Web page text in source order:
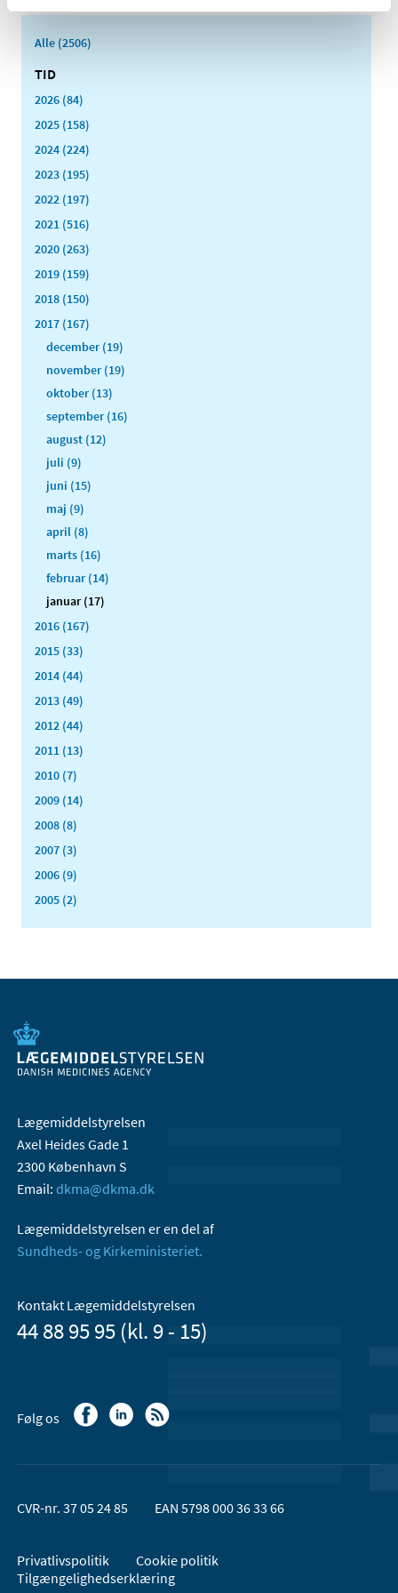
Alle (2506)
TID
2026 (84)
2025 (158)
2024 (224)
2023 (195)
2022 (197)
2021 (516)
2020 (263)
2019 (159)
2018 (150)
2017 (167)
december (19)
november (19)
oktober (13)
september (16)
august (12)
juli (9)
juni (15)
maj (9)
april (8)
marts (16)
februar (14)
januar (17)
2016 (167)
2015 (33)
2014 (44)
2013 (49)
2012 (44)
2011 (13)
2010 (7)
2009 (14)
2008 (8)
2007 (3)
2006 (9)
2005 (2)
Lægemiddelstyrelsen
Axel Heides Gade 1
2300 København S
Email: dkma@dkma.dk
Lægemiddelstyrelsen er en del af
Sundheds- og Kirkeministeriet.
Kontakt Lægemiddelstyrelsen
44 88 95 95 (kl. 9 - 15)
Følg os
CVR-nr. 37 05 24 85 EAN 5798 000 36 33 66
Privatlivspolitik
Cookie politik
Tilgængelighedserklæring